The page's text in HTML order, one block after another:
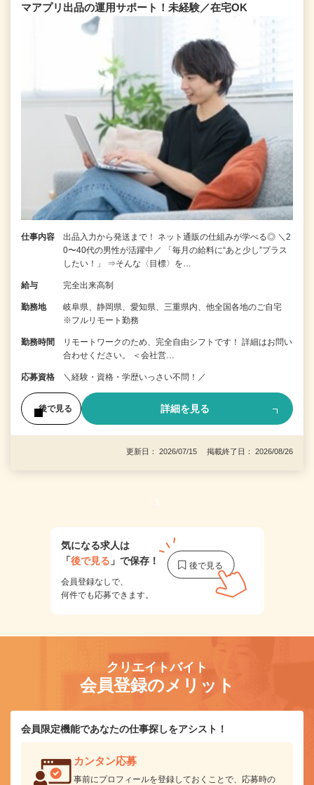
マアプリ出品の運用サポート！未経験／在宅OK
仕事内容
出品入力から発送まで！ ネット通販の仕組みが学べる◎ ＼2
0〜40代の男性が活躍中／ 「毎月の給料に“あと少し”プラス
したい！」 ⇒そんな〈目標〉を…
給与 完全出来高制
勤務地
岐阜県、静岡県、愛知県、三重県内、他全国各地のご自宅
※フルリモート勤務
勤務時間
リモートワークのため、完全自由シフトです！ 詳細はお問い
合わせください。 ＜会社営…
応募資格 ＼経験・資格・学歴いっさい不問！／
後で見る 詳細を見る
更新日： 2026/07/15 掲載終了日： 2026/08/26
1
気になる求人は
「後で見る 」で保存！
会員登録なしで、
何件でも応募できます。
クリエイトバイト
会員登録のメリット
会員限定機能であなたの仕事探しをアシスト！
カンタン応募
事前にプロフィールを登録しておくことで、応募時の